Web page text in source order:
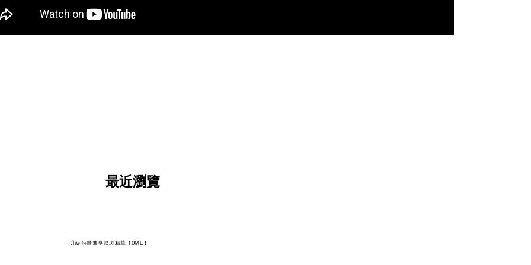
最近瀏覽
升級份量兼享淡斑精華 10ML！